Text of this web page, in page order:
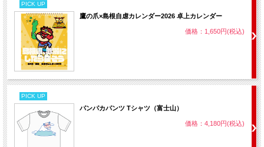
PICK UP
鷹の爪×島根自虐カレンダー2026 卓上カレンダー
価格：1,650円(税込)
PICK UP
パンパカパンツ Tシャツ（富士山）
価格：4,180円(税込)